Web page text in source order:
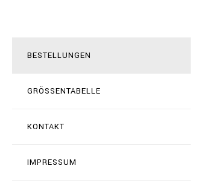
BESTELLUNGEN
GRÖSSENTABELLE
KONTAKT
IMPRESSUM